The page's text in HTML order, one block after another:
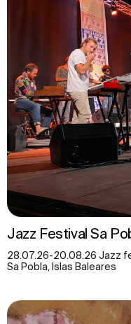
Jazz Festival Sa
28.07.26-20.08.26 Jazz
Sa Pobla, Islas Baleares